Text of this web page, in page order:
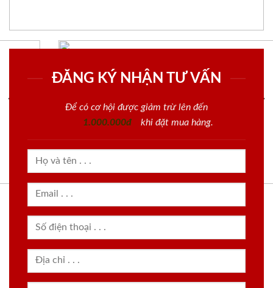
ĐĂNG KÝ NHẬN TƯ VẤN
Để có cơ hội được giảm trừ lên đến
1.000.000đ
khi đặt mua hàng.